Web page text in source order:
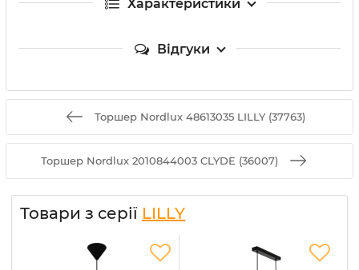
Характеристики
Відгуки
Торшер Nordlux 48613035 LILLY (37763)
Торшер Nordlux 2010844003 CLYDE (36007)
Товари з серії LILLY